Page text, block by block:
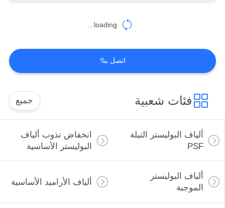
loading...
اتصل بنا!
فئات شعبية جميع
ألياف البوليستر التيلة
PSF
انخفاض تذوب ألياف
البوليستر الأساسية
ألياف البوليستر
الموجبة
ألياف الأراميد الأساسية